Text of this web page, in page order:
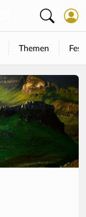
Themen